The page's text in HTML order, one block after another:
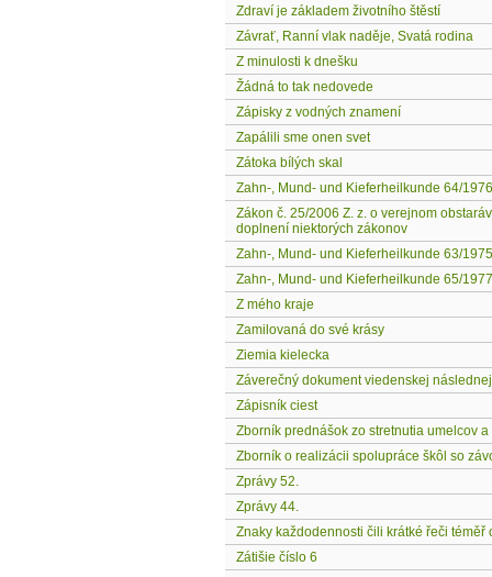
Zdraví je základem životního štěstí
Závrať, Ranní vlak naděje, Svatá rodina
Z minulosti k dnešku
Žádná to tak nedovede
Zápisky z vodných znamení
Zapálili sme onen svet
Zátoka bílých skal
Zahn-, Mund- und Kieferheilkunde 64/1976
Zákon č. 25/2006 Z. z. o verejnom
doplnení niektorých zákonov
Zahn-, Mund- und Kieferheilkunde 63/1975
Zahn-, Mund- und Kieferheilkunde 65/1977
Z mého kraje
Zamilovaná do své krásy
Ziemia kielecka
Záverečný dokument viedenskej
Zápisník ciest
Zborník prednášok zo stretnutia umelcov
Zborník o realizácii spolupráce škôl so
Zprávy 52.
Zprávy 44.
Znaky každodennosti čili krátké řeči téměř
Zátišie číslo 6